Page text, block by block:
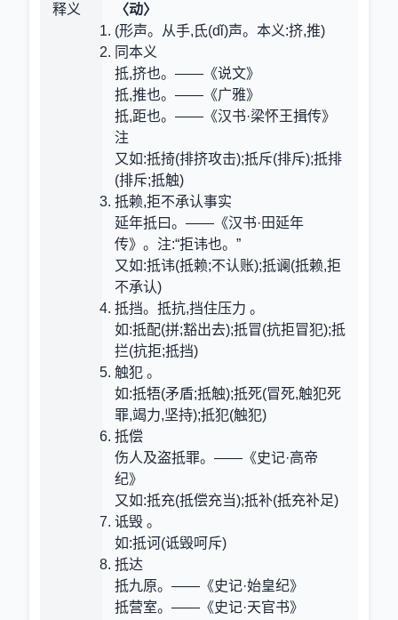
释义
〈动〉
(形声。从手,氐(dǐ)声。本义:挤,推)
同本义
抵,挤也。——《说文》
抵,推也。——《广雅》
抵,距也。——《汉书·梁怀王揖传》
注
又如:抵掎(排挤攻击);抵斥(排斥);抵排
(排斥;抵触)
抵赖,拒不承认事实
延年抵曰。——《汉书·田延年
传》。注:“拒讳也。”
又如:抵讳(抵赖;不认账);抵谰(抵赖,拒
不承认)
抵挡。抵抗,挡住压力 。
如:抵配(拼;豁出去);抵冒(抗拒冒犯);抵
拦(抗拒;抵挡)
触犯 。
如:抵牾(矛盾;抵触);抵死(冒死,触犯死
罪,竭力,坚持);抵犯(触犯)
抵偿
伤人及盗抵罪。——《史记·高帝
纪》
又如:抵充(抵偿充当);抵补(抵充补足)
诋毁 。
如:抵诃(诋毁呵斥)
抵达
抵九原。——《史记·始皇纪》
抵营室。——《史记·天官书》